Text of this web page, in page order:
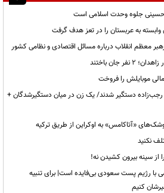
حسینی جلوه وحدت اسلامی است
به عربستان را در تعز هدف گرفت
معظم انقلاب درباره مسائل اقتصادی و نظامی کشور
جان باختند
موبایلش را فروخت
رجب‌زاده دستگیر شدند/ یک زن در میان دستگیرشدگان +
«آتاکامس» به اوکراین از طریق ترکیه
نکنید
از سینه بیرون کشیدن نه!
با رژیم پست سعودی بی‌فایده است| برای تنبیه
کنیم